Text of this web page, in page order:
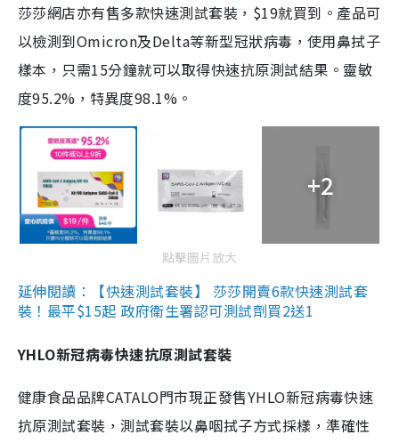
莎莎網店亦有售多款快速測試套裝，$19就買到。產品可
以檢測到Omicron及Delta等新型冠狀病毒，使用鼻拭子
樣本，只需15分鐘就可以取得快速抗原測試結果。靈敏
度95.2%，特異度98.1%。
+2
點擊圖片放大
延伸閱讀：【快速測試套裝】 莎莎開賣6款快速測試套
裝！最平$15起 政府衛生署認可測試劑買2送1
YHLO新冠病毒快速抗原測試套裝
健康食品品牌CATALO門市現正發售YHLO新冠病毒快速
抗原測試套裝，測試套裝以鼻咽拭子方式採樣，準確性